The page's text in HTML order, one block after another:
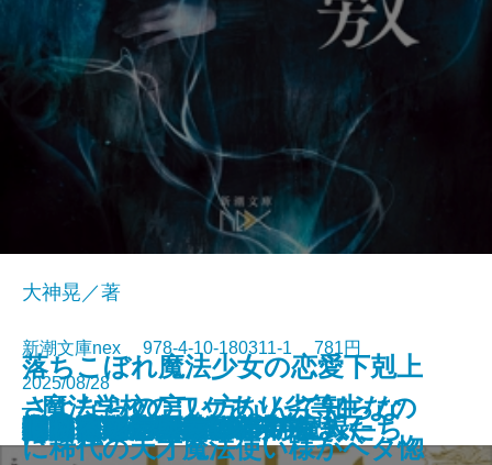
厳島
伊勢大名の関ヶ原
筋肉と脂肪 身体の声をきく
マイブック―2026年の記録―
ネバーランド
ビッグ・バウンス
穢れなき者へ
鬼の花婿 幽世の薬剤師
さよならの言い方なんて知らな
い。10
蜘蛛屋敷の殺人
大神晃／著
新潮文庫nex 978-4-10-180311-1 781円
2025/08/28
龍ノ国幻想8 呱呱の声
闇抜け─密命船侍始末─
悲鳴
審議官─隠蔽捜査9.5─
定形外郵便
小説作法の奥義
ファウンテンブルーの魔人たち
磔の地
眠れるアンナ・O
落ちこぼれ魔法少女の恋愛下剋上
─魔法学校のワケあり劣等生なの
に稀代の天才魔法使い様がベタ惚